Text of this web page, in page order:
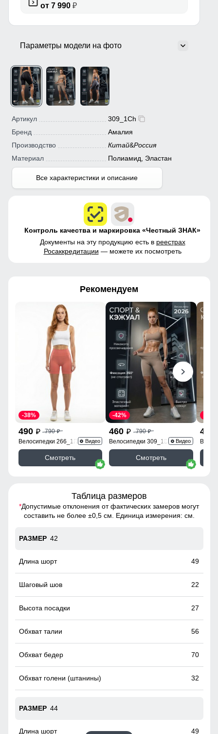
от 7 990₽
Параметры модели на фото
Артикул
309_1Ch
Бренд
Амалия
Производство
Китай&Россия
Материал
Полиамид, Эластан
Все характеристики и описание
Контроль качества и маркировка «Честный ЗНАК»
Документы на эту продукцию есть в реестрах
Росаккредитации — можете их посмотреть
Рекомендуем
490 p 790p
-38%
Велосипедки 266_1R Видео
Смотреть
460 p 790p
-42%
Велосипедки 309_1B Видео
Смотреть
490
Таблица размеров
*Допустимые отклонения от фактических замеров могут
составить не более ±0,5 см. Единица измерения: см.
42
49
22
27
56
70
32
44
49